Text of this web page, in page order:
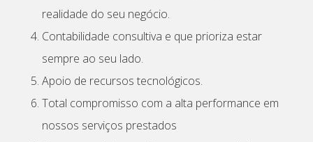
realidade do seu negócio.
Contabilidade consultiva e que prioriza estar
sempre ao seu lado.
Apoio de recursos tecnológicos.
Total compromisso com a alta performance em
nossos serviços prestados